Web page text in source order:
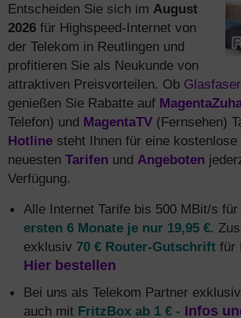
Entscheiden Sie sich im August
2026 für Highspeed-Internet von
der Telekom in Reutlingen und
profitieren Sie als Neukunde von
attraktiven Preisvorteilen. Ob Glasfaser
genießen Sie Rabatte auf
Telefon) und MagentaTV (Fernsehen)
Hotline steht Ihnen für eine kostenlose
neuesten Tarifen und Angeboten
Verfügung.
Alle Internet Tarife bis 500 MBit/s für
ersten 6 Monate je nur 19,95 €.
exklusiv 70 € Router-Gutschrift für
Hier bestellen
Bei uns als Telekom Partner
auch mit FritzBox ab 1 € - Infos